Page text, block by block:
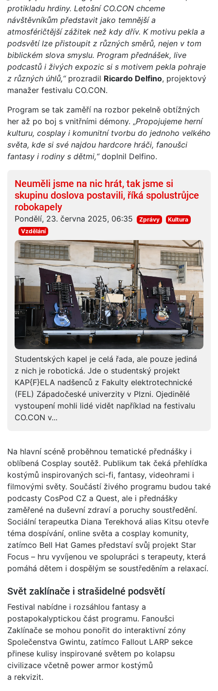
protikladu hrdiny. Letošní CO.CON chceme
návštěvníkům představit jako temnější a
atmosféričtější zážitek než kdy dřív. K motivu pekla a
podsvětí lze přistoupit z různých směrů, nejen v tom
biblickém slova smyslu. Program přednášek, live
podcastů i živých expozic si s motivem pekla pohraje
z různých úhlů,“ prozradil Ricardo Delfino, projektový
manažer festivalu CO.CON.
Program se tak zaměří na rozbor pekelně obtížných
her až po boj s vnitřními démony. „Propojujeme herní
kulturu, cosplay i komunitní tvorbu do jednoho velkého
světa, kde si své najdou hardcore hráči, fanoušci
fantasy i rodiny s dětmi,“doplnil Delfino.
Neuměli jsme na nic hrát, tak jsme si
skupinu doslova postavili, říká spolustrůjce
robokapely
Pondělí, 23. června 2025, 06:35 Zprávy
Kultura
Vzdělání
Studentských kapel je celá řada, ale pouze jediná
z nich je robotická. Jde o studentský projekt
KAP{F}ELA nadšenců z Fakulty elektrotechnické
(FEL) Západočeské univerzity v Plzni. Ojedinělé
vystoupení mohli lidé vidět například na festivalu
CO.CON v...
Na hlavní scéně proběhnou tematické přednášky i
oblíbená Cosplay soutěž. Publikum tak čeká přehlídka
kostýmů inspirovaných sci-fi, fantasy, videohrami i
filmovými světy. Součástí živého programu budou také
podcasty CosPod CZ a Quest, ale i přednášky
zaměřené na duševní zdraví a poruchy soustředění.
Sociální terapeutka Diana Terekhová alias Kitsu otevře
téma dospívání, online světa a cosplay komunity,
zatímco Bell Hat Games představí svůj projekt Star
Focus – hru vyvíjenou ve spolupráci s terapeuty, která
pomáhá dětem i dospělým se soustředěním a relaxací.
Svět zaklínače i strašidelné podsvětí
Festival nabídne i rozsáhlou fantasy a
postapokalyptickou část programu. Fanoušci
Zaklínače se mohou ponořit do interaktivní zóny
Společenstva Gwintu, zatímco Fallout LARP sekce
přinese kulisy inspirované světem po kolapsu
civilizace včetně power armor kostýmů
a rekvizit.